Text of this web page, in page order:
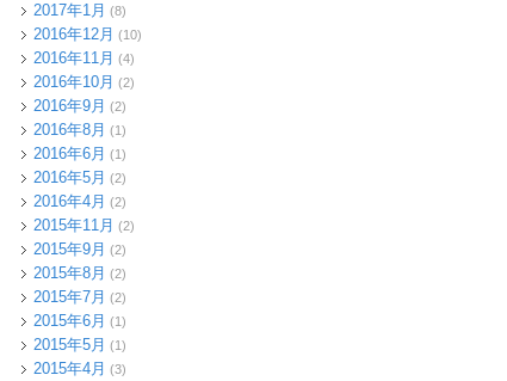
2017年1月 (8)
2016年12月 (10)
2016年11月 (4)
2016年10月 (2)
2016年9月 (2)
2016年8月 (1)
2016年6月 (1)
2016年5月 (2)
2016年4月 (2)
2015年11月 (2)
2015年9月 (2)
2015年8月 (2)
2015年7月 (2)
2015年6月 (1)
2015年5月 (1)
2015年4月 (3)